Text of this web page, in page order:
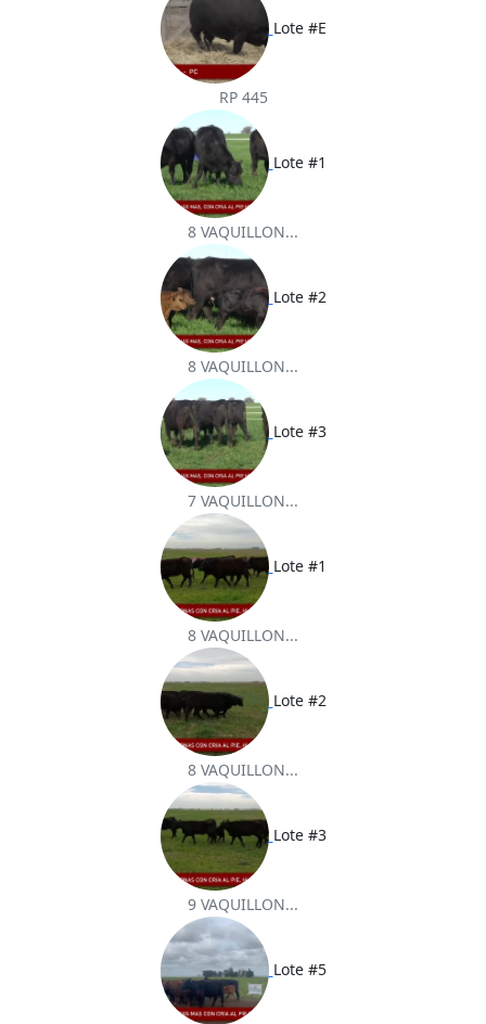
Lote #E
RP 445
Lote #1
8 VAQUILLON...
Lote #2
8 VAQUILLON...
Lote #3
7 VAQUILLON...
Lote #1
8 VAQUILLON...
Lote #2
8 VAQUILLON...
Lote #3
9 VAQUILLON...
Lote #5